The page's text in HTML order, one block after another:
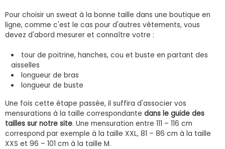
Pour choisir un sweat à la bonne taille dans une boutique en
ligne, comme c'est le cas pour d'autres vêtements, vous
devez d'abord mesurer et connaître votre :
tour de poitrine, hanches, cou et buste en partant des
aisselles
longueur de bras
longueur de buste
Une fois cette étape passée, il suffira d'associer vos
mensurations à la taille correspondante dans le guide des
tailles sur notre site. Une mensuration entre 111 – 116 cm
correspond par exemple à la taille XXL, 81 – 86 cm à la taille
XXS et 96 – 101 cm à la taille M.